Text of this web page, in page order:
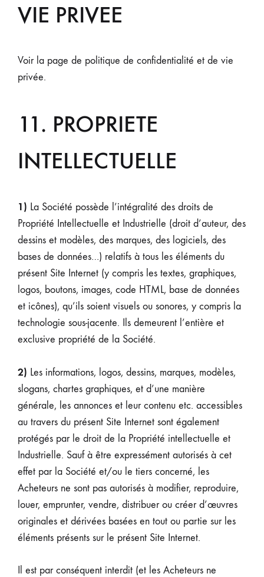
VIE PRIVEE
Voir la page de politique de confidentialité et de vie
privée.
11. PROPRIETE
INTELLECTUELLE
1) La Société possède l’intégralité des droits de
Propriété Intellectuelle et Industrielle (droit d’auteur, des
dessins et modèles, des marques, des logiciels, des
bases de données…) relatifs à tous les éléments du
présent Site Internet (y compris les textes, graphiques,
logos, boutons, images, code HTML, base de données
et icônes), qu’ils soient visuels ou sonores, y compris la
technologie sous-jacente. Ils demeurent l’entière et
exclusive propriété de la Société.
2) Les informations, logos, dessins, marques, modèles,
slogans, chartes graphiques, et d’une manière
générale, les annonces et leur contenu etc. accessibles
au travers du présent Site Internet sont également
protégés par le droit de la Propriété intellectuelle et
Industrielle. Sauf à être expressément autorisés à cet
effet par la Société et/ou le tiers concerné, les
Acheteurs ne sont pas autorisés à modifier, reproduire,
louer, emprunter, vendre, distribuer ou créer d’œuvres
originales et dérivées basées en tout ou partie sur les
éléments présents sur le présent Site Internet.
Il est par conséquent interdit (et les Acheteurs ne